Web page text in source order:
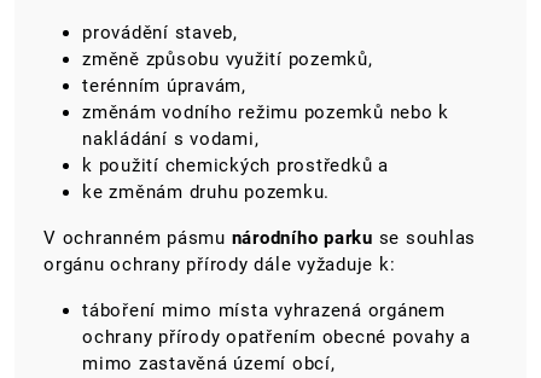
provádění staveb,
změně způsobu využití pozemků,
terénním úpravám,
změnám vodního režimu pozemků nebo k
nakládání s vodami,
k použití chemických prostředků a
ke změnám druhu pozemku.
V ochranném pásmu národního parku se souhlas
orgánu ochrany přírody dále vyžaduje k:
táboření mimo místa vyhrazená orgánem
ochrany přírody opatřením obecné povahy a
mimo zastavěná území obcí,